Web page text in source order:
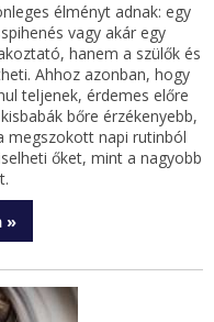
élményt adnak: egy
vagy akár egy
hanem a szülők és
Ahhoz azonban, hogy
teljenek, érdemes előre
bőre érzékenyebb,
megszokott napi rutinból
őket, mint a nagyobb
»